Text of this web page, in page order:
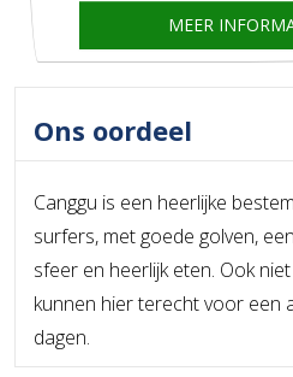
MEER
Ons oordeel
Canggu is een heerlijke
surfers, met goede golven,
sfeer en heerlijk eten. Ook
kunnen hier terecht voor een
dagen.